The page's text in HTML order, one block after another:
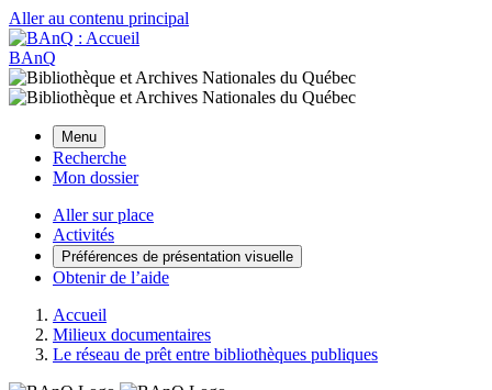
Aller au contenu principal
BAnQ
Menu
Recherche
Mon dossier
Aller sur place
Activités
Préférences de présentation visuelle
Obtenir de l’aide
Accueil
Milieux documentaires
Le réseau de prêt entre bibliothèques publiques